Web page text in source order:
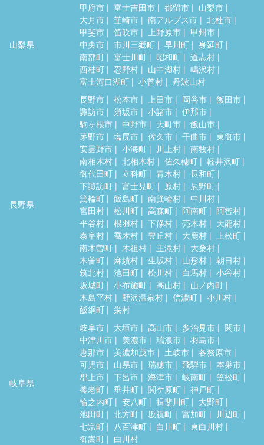
山梨県
甲府市 富士吉田市 都留市
山梨市
大月市
韮崎市 南アルプス市
北杜市
甲斐市
笛吹市 上野原市
甲州市
中央市
市川三郷町 早川町
身延町
南部町
富士川町 昭和町
道志村
西桂町
忍野村 山中湖村
鳴沢村
富士河口湖町
小菅村 丹波山村
長野県
長野市 松本市 上田市 岡谷市
飯田市
諏訪市
須坂市 小諸市
伊那市
駒ヶ根市
中野市 大町市
飯山市
茅野市
塩尻市 佐久市 千曲市
東御市
安曇野市
小海町 川上村
南牧村
南相木村
北相木村 佐久穂町
軽井沢町
御代田町
立科町 青木村
長和町
下諏訪町
富士見町 原村
辰野町
箕輪町
飯島町 南箕輪村
中川村
宮田村
松川町 高森町 阿南町
阿智村
平谷村
根羽村 下條村 売木村
天龍村
泰阜村
喬木村 豊丘村 大鹿村
上松町
南木曽町
木祖村 王滝村
大桑村
木曽町
麻績村 生坂村 山形村
朝日村
筑北村
池田町 松川村 白馬村
小谷村
坂城町
小布施町 高山村
山ノ内町
木島平村
野沢温泉村 信濃町
小川村
飯綱町
栄村
岐阜県
岐阜市 大垣市 高山市 多治見市
関市
中津川市
美濃市 瑞浪市
羽島市
恵那市
美濃加茂市 土岐市
各務原市
可児市
山県市 瑞穂市 飛騨市
本巣市
郡上市
下呂市 海津市 岐南町
笠松町
養老町
垂井町 関ケ原町
神戸町
輪之内町
安八町 揖斐川町
大野町
池田町
北方町 坂祝町 富加町
川辺町
七宗町
八百津町 白川町
東白川村
御嵩町
白川村